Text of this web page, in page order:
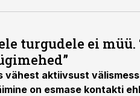
turgudele ei
aktiivsust
on esmase kontakti